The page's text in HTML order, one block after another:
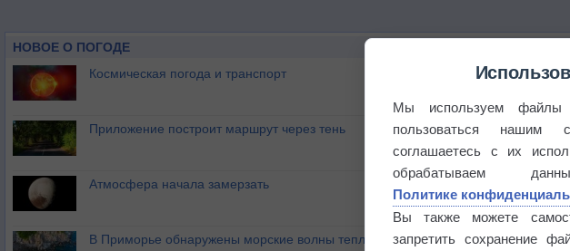
НОВОЕ О ПОГОДЕ
Космическая погода и транспорт
Приложение построит маршрут через тень
Атмосфера начала замерзать
В Приморье обнаружены морские волны тепла
Мы используем
пользоваться нашим
соглашаетесь с их
обрабатываем
Политике
Вы также можете
запретить сохранение